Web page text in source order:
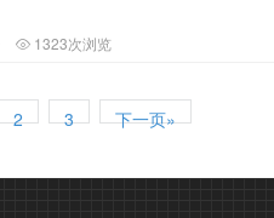
1323次浏览
2 3 下一页»